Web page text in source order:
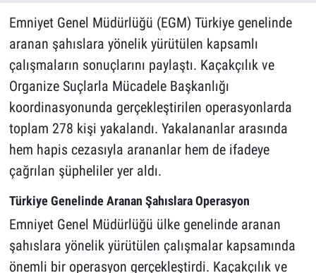
Emniyet Genel Müdürlüğü (EGM) Türkiye genelinde
aranan şahıslara yönelik yürütülen kapsamlı
çalışmaların sonuçlarını paylaştı. Kaçakçılık ve
Organize Suçlarla Mücadele Başkanlığı
koordinasyonunda gerçekleştirilen operasyonlarda
toplam 278 kişi yakalandı. Yakalananlar arasında
hem hapis cezasıyla arananlar hem de ifadeye
çağrılan şüpheliler yer aldı.
Türkiye Genelinde Aranan Şahıslara Operasyon
Emniyet Genel Müdürlüğü ülke genelinde aranan
şahıslara yönelik yürütülen çalışmalar kapsamında
önemli bir operasyon gerçekleştirdi. Kaçakçılık ve